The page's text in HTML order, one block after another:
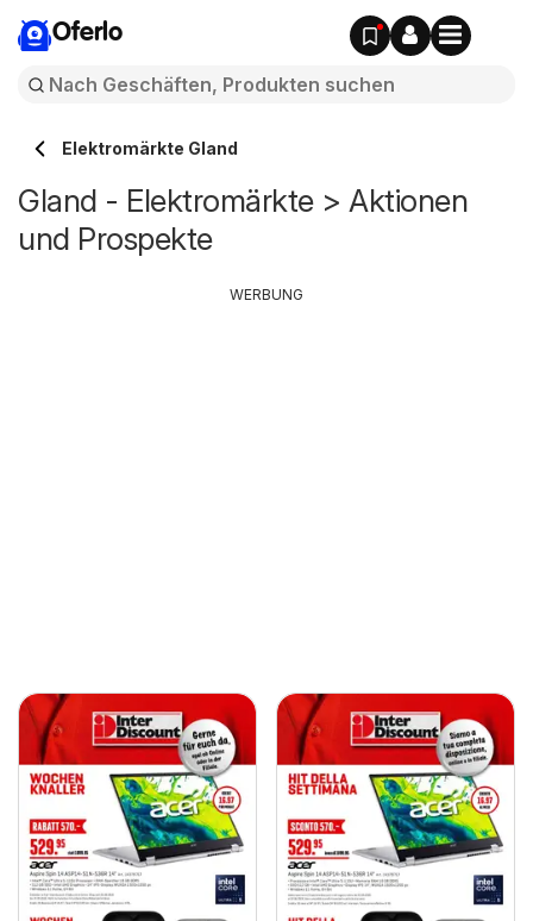
Oferlo
Elektromärkte Gland
Gland - Elektromärkte > Aktionen
und Prospekte
WERBUNG